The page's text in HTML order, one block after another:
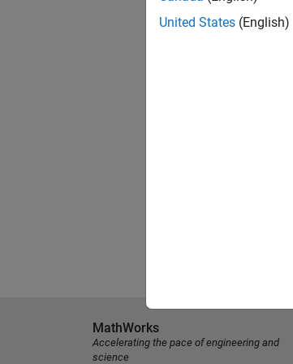
United States (English)
MathWorks
Accelerating the pace of engineering and
science